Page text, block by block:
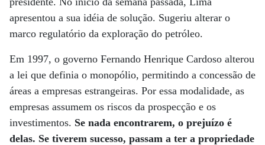
apresentou a sua idéia de solução. Sugeriu alterar o
marco regulatório da exploração do petróleo.
Em 1997, o governo Fernando Henrique Cardoso alterou
a lei que definia o monopólio, permitindo a concessão de
áreas a empresas estrangeiras. Por essa modalidade, as
empresas assumem os riscos da prospecção e os
investimentos. Se nada encontrarem, o prejuízo é
delas. Se tiverem sucesso, passam a ter a propriedade